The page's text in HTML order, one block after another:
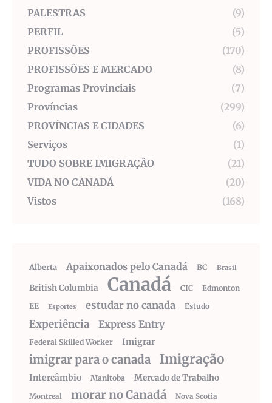
PALESTRAS
(9)
PERFIL
(5)
PROFISSÕES
(170)
PROFISSÕES E MERCADO
(8)
Programas Provinciais
(7)
Províncias
(299)
PROVÍNCIAS E CIDADES
(6)
Serviços
(1)
TUDO SOBRE IMIGRAÇÃO
(21)
VIDA NO CANADÁ
(20)
Vistos
(168)
Alberta Apaixonados pelo Canadá BC Brasil
British Columbia Canadá CIC
Edmonton
EE
Esportes estudar no canada Estudo
Experiência Express Entry
Federal Skilled Worker Imigrar
imigrar para o canada Imigração
Intercâmbio Manitoba Mercado de Trabalho
Montreal morar no Canadá Nova Scotia